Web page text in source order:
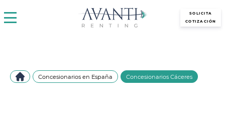
SOLICITA
COTIZACIÓN
Concesionarios en España Concesionarios Cáceres